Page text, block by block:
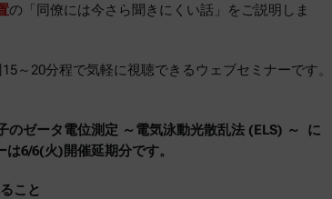
の「同僚には今さら聞きにくい話」をご説明しま
～20分程で気軽に視聴できるウェブセミナーです。
のゼータ電位測定 ～電気泳動光散乱法 (ELS) ～ に
6/6(火)開催延期分です。
こと